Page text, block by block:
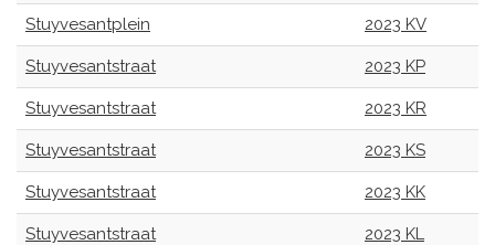
Stuyvesantplein 2023 KV
Stuyvesantstraat 2023 KP
Stuyvesantstraat 2023 KR
Stuyvesantstraat 2023 KS
Stuyvesantstraat 2023 KK
Stuyvesantstraat 2023 KL